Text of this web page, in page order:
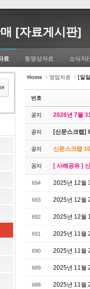
[자료게시판]
료 동영상자료 소식지
Home 영업자료 [일
번호
공지 2026년 7월
공지 [신문스크랩]
공지 신문스크랩
공지 [ 사례공유 ]
694 2025년 12월
693 2025년 12월
692 2025년 12월
691 2025년 11월
690 2025년 11월
689 2025년 11월
688 2025년 11월